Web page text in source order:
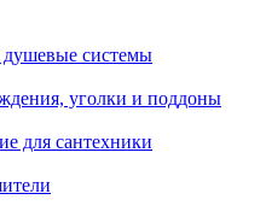
системы
уголки и поддоны
для сантехники